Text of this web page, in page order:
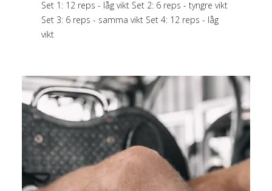
Set 1: 12 reps - låg vikt Set 2: 6 reps - tyngre vikt
Set 3: 6 reps - samma vikt Set 4: 12 reps - låg
vikt